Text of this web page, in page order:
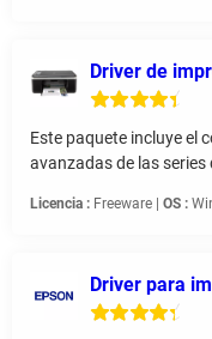
Driver de
Este paquete incluye el
avanzadas de las series
Licencia : Freeware | OS :
Driver para